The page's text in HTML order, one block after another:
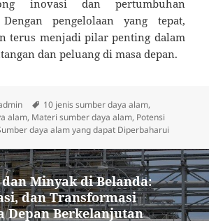
inovasi dan pertumbuhan
pengelolaan yang tepat,
terus menjadi pilar penting dalam
dan peluang di masa depan.
Tag
10 jenis sumber daya alam,
alam, Materi sumber daya alam, Potensi
daya alam yang dapat Diperbaharui
Minyak di Belanda:
dan Transformasi
Depan Berkelanjutan